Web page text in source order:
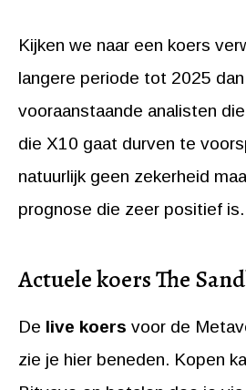
Kijken we naar een koers
langere periode tot 2025
vooraanstaande analisten
die X10 gaat durven te
natuurlijk geen zekerheid
prognose die zeer positief is.
Actuele koers The
De live koers voor de
zie je hier beneden. Kopen